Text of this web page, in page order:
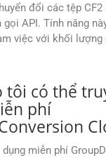
đổi các tệp CF2
API. Tính năng
việc với khối
tôi có thể
phí
miễn phí